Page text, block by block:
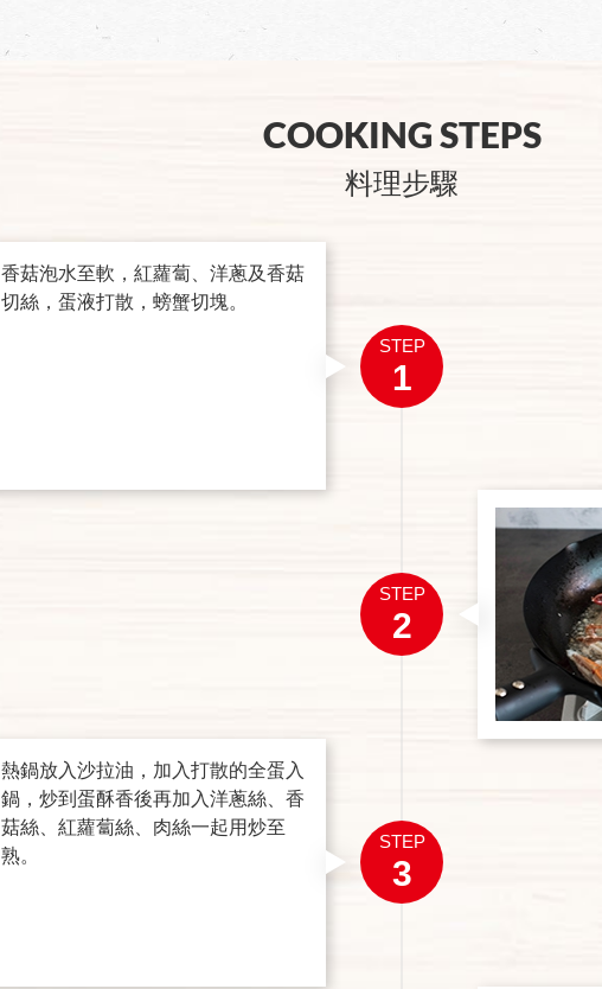
COOKING STEPS
料理步驟
STEP
1
香菇泡水至軟，紅蘿蔔、洋蔥及香菇
切絲，蛋液打散，螃蟹切塊。
STEP
2
STEP
3
熱鍋放入沙拉油，加入打散的全蛋入
鍋，炒到蛋酥香後再加入洋蔥絲、香
菇絲、紅蘿蔔絲、肉絲一起用炒至
熟。